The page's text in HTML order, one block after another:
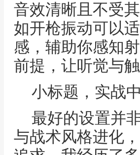
音效清晰且不受
如开枪振动可以
感，辅助你感知
前提，让听觉与
小标题，实战
最好的设置并
与战术风格进化